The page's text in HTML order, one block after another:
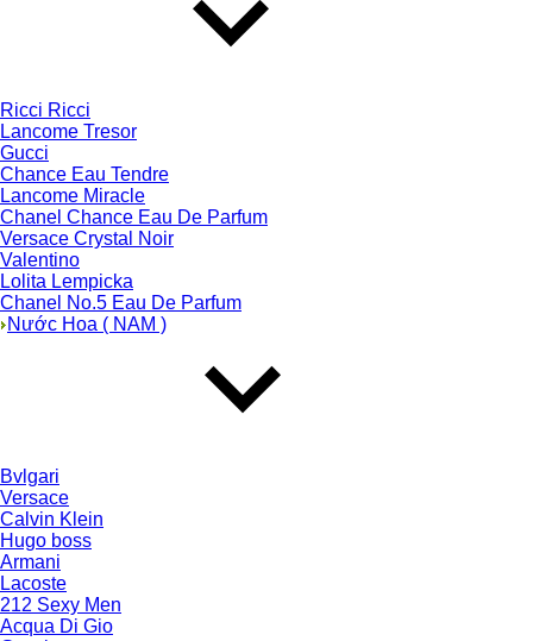
Ricci Ricci
Lancome Tresor
Gucci
Chance Eau Tendre
Lancome Miracle
Chanel Chance Eau De Parfum
Versace Crystal Noir
Valentino
Lolita Lempicka
Chanel No.5 Eau De Parfum
Nước Hoa ( NAM )
Bvlgari
Versace
Calvin Klein
Hugo boss
Armani
Lacoste
212 Sexy Men
Acqua Di Gio